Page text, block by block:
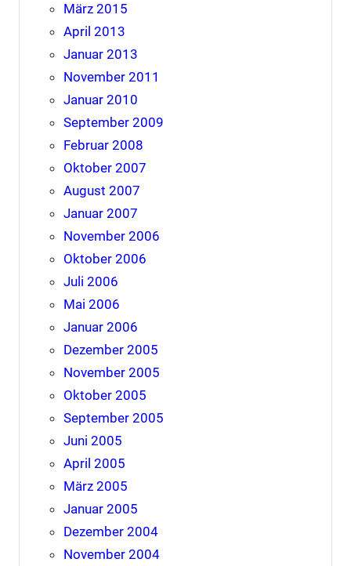
März 2015
April 2013
Januar 2013
November 2011
Januar 2010
September 2009
Februar 2008
Oktober 2007
August 2007
Januar 2007
November 2006
Oktober 2006
Juli 2006
Mai 2006
Januar 2006
Dezember 2005
November 2005
Oktober 2005
September 2005
Juni 2005
April 2005
März 2005
Januar 2005
Dezember 2004
November 2004